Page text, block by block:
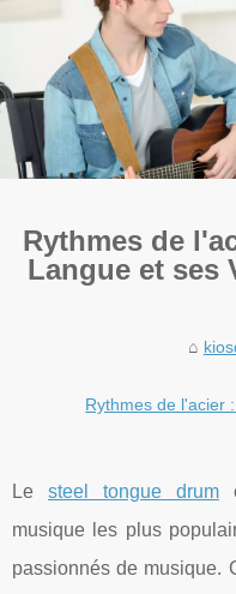
Rythmes de
Langue et ses
Rythmes de l'acier
Le steel tongue drum
musique les plus
passionnés de musique.